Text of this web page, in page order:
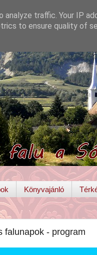
Könyvajánló
falunapok - program
traffic. Your IP
to ensure quality of